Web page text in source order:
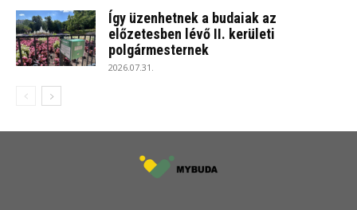
Így üzenhetnek a budaiak az
előzetesben lévő II. kerületi
polgármesternek
2026.07.31.